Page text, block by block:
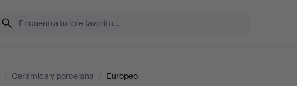
/ Cerámica y porcelana / Europeo